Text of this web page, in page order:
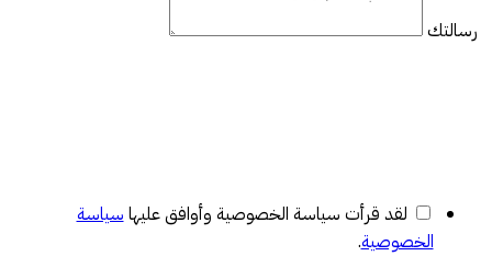
رسالتك
لقد قرأت سياسة الخصوصية وأوافق عليها سياسة
الخصوصية.